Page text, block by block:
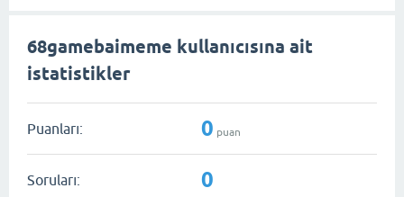
68gamebaimeme kullanıcısına ait
istatistikler
Puanları: 0 puan
Soruları: 0